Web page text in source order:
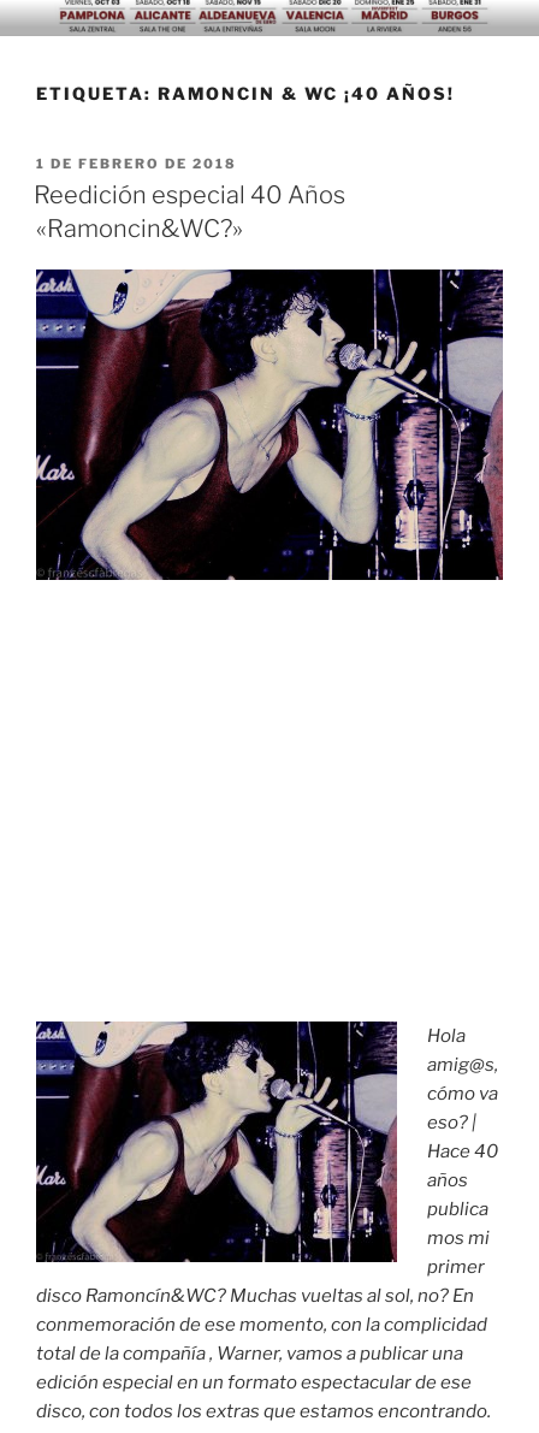
Saltar
al
ETIQUETA: RAMONCIN & WC ¡40 AÑOS!
PUBLICADO
EL
1 DE FEBRERO DE 2018
Reedición especial 40 Años
«Ramoncin&WC?»
Hola
amig@s,
cómo va
eso? |
Hace 40
años
publica
mos mi
primer
disco Ramoncín&WC? Muchas vueltas al sol, no? En
conmemoración de ese momento, con la complicidad
total de la compañía , Warner, vamos a publicar una
edición especial en un formato espectacular de ese
disco, con todos los extras que estamos encontrando.